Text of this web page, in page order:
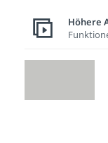
Höhere